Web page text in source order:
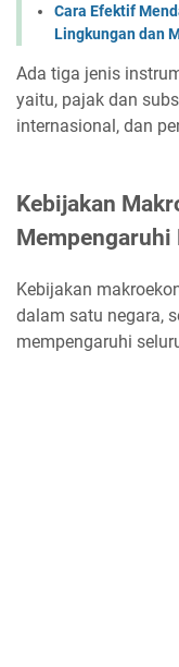
Cara Efektif
Lingkungan dan
Ada tiga jenis
yaitu, pajak dan
internasional, dan
Kebijakan
Mempengaruhi
Kebijakan
dalam satu negara,
mempengaruhi